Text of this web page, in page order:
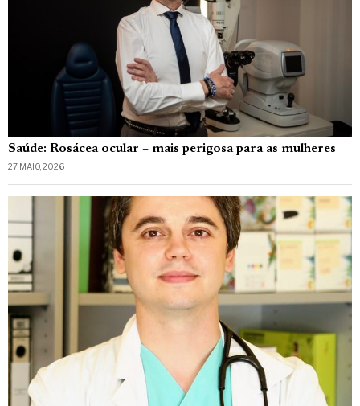
Saúde: Rosácea ocular – mais perigosa para as mulheres
27 MAIO, 2026